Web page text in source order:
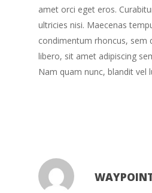
amet orci eget eros.
ultricies nisi. Maecenas
condimentum rhoncus, sem
libero, sit amet adipiscing
Nam quam nunc, blandit vel